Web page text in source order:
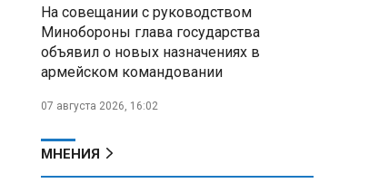
Александр Лукашенко:
Россияне «услышали батьку» и
скупают пустующие дома в
белорусских деревнях
Алесандр Лукашенко назвал
«неудовлетворительной» и
На совещании с руководством
Минобороны глава государства
объявил о новых назначениях в
армейском командовании
07 августа 2026, 16:02
МНЕНИЯ